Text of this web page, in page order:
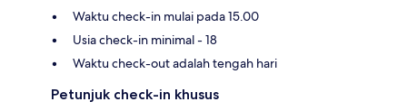
Waktu check-in mulai pada 15.00
Usia check-in minimal - 18
Waktu check-out adalah tengah hari
Petunjuk check-in khusus